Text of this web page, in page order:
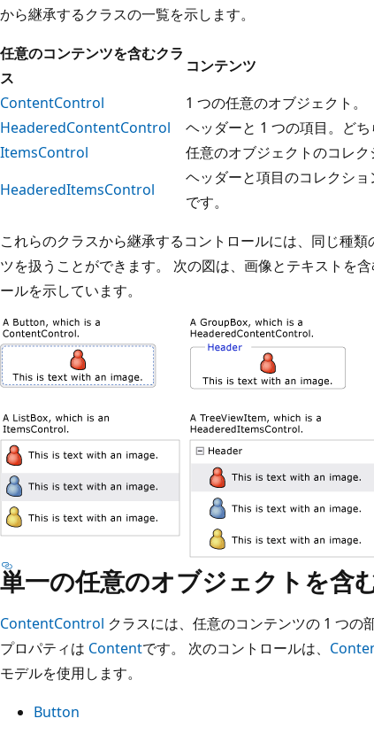
から継承するクラスの一覧を示します。
任意のコンテンツを含むクラ
ス
コンテンツ
ContentControl
1 つの任意のオブジェクト。
HeaderedContentControl
ヘッダーと 1 つの項目。どち
ItemsControl
任意のオブジェクトのコレク
HeaderedItemsControl
ヘッダーと項目のコレクシ
です。
これらのクラスから継承するコントロールには、同じ種
ツを扱うことができます。 次の図は、画像とテキストを
ールを示しています。
単一の任意のオブジェクトを含
ContentControl クラスには、任意のコンテンツの 1 つの
プロパティは Contentです。 次のコントロールは、
モデルを使用します。
Button